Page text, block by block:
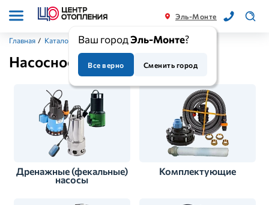
Эль-Монте
Ваш городЭль-Монте?
Все верно Сменить город
Главная / Каталог Насосное оборудование
Насосное оборудование
Дренажные (фекальные)
насосы
Комплектующие